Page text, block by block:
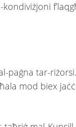
paġna tar-
mod biex